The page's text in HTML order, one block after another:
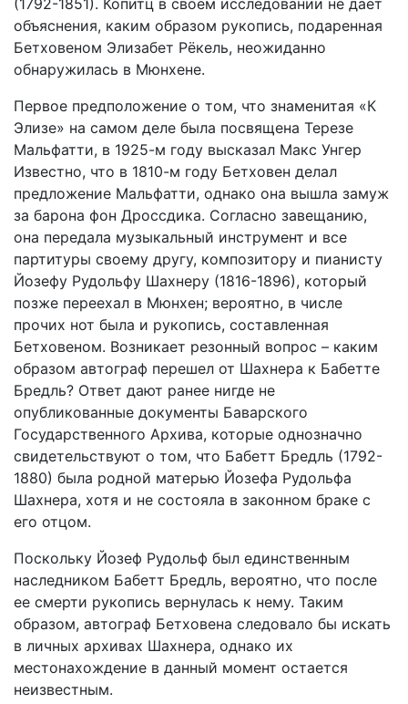
(1792-1851). Копитц в своем исследовании не дает
объяснения, каким образом рукопись, подаренная
Бетховеном Элизабет Рёкель, неожиданно
обнаружилась в Мюнхене.
Первое предположение о том, что знаменитая «К
Элизе» на самом деле была посвящена Терезе
Мальфатти, в 1925-м году высказал Макс Унгер
Известно, что в 1810-м году Бетховен делал
предложение Мальфатти, однако она вышла замуж
за барона фон Дроссдика. Согласно завещанию,
она передала музыкальный инструмент и все
партитуры своему другу, композитору и пианисту
Йозефу Рудольфу Шахнеру (1816-1896), который
позже переехал в Мюнхен; вероятно, в числе
прочих нот была и рукопись, составленная
Бетховеном. Возникает резонный вопрос – каким
образом автограф перешел от Шахнера к Бабетте
Бредль? Ответ дают ранее нигде не
опубликованные документы Баварского
Государственного Архива, которые однозначно
свидетельствуют о том, что Бабетт Бредль (1792-
1880) была родной матерью Йозефа Рудольфа
Шахнера, хотя и не состояла в законном браке с
его отцом.
Поскольку Йозеф Рудольф был единственным
наследником Бабетт Бредль, вероятно, что после
ее смерти рукопись вернулась к нему. Таким
образом, автограф Бетховена следовало бы искать
в личных архивах Шахнера, однако их
местонахождение в данный момент остается
неизвестным.